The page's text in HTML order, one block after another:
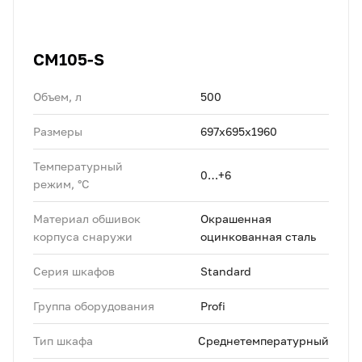
CM105-S
Объем, л 500
Размеры 697х695х1960
Температурный
режим, °C
0…+6
Материал обшивок
корпуса снаружи
Окрашенная
оцинкованная сталь
Серия шкафов Standard
Группа оборудования Profi
Тип шкафа Среднетемпературный